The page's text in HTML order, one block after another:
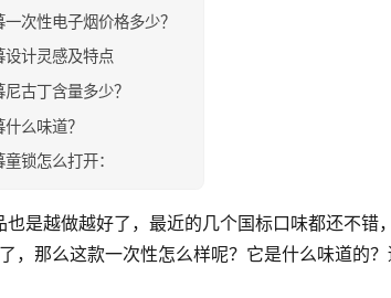
次性电子烟价格多少？
设计灵感及特点
古丁含量多少？
么味道？
锁怎么打开：
也是越做越好了，最近的几个国标口味都还不
，那么这款一次性怎么样呢？它是什么味道的